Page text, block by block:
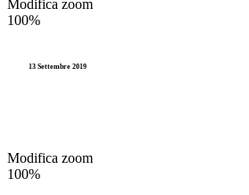
Modifica zoom
100%
13 Settembre 2019
Modifica zoom
100%